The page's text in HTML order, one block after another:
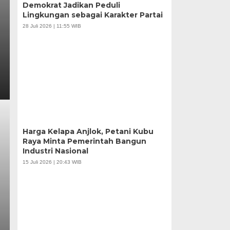
Demokrat Jadikan Peduli
Lingkungan sebagai Karakter Partai
28 Juli 2026 | 11:55 WIB
Harga Kelapa Anjlok, Petani Kubu
Raya Minta Pemerintah Bangun
Industri Nasional
15 Juli 2026 | 20:43 WIB